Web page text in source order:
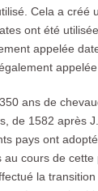
Cela a créé
ont été
appelée
ans de
de 1582 après
pays ont
au cours de
la